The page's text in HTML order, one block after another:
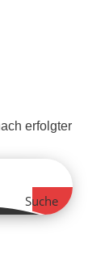
erfolgter
Suche